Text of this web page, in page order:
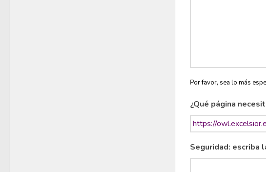
Por favor, sea lo más
¿Qué página
Seguridad: escriba